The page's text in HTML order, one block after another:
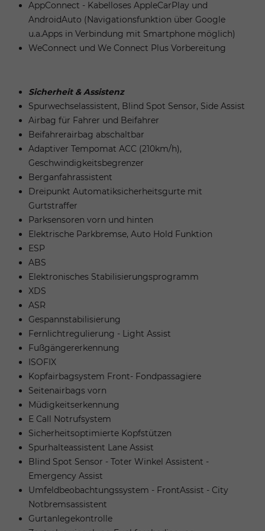
AppConnect - Kabelloses AppleCarPlay und
AndroidAuto (Navigationsfunktion über Google
u.a.Apps in Verbindung mit Smartphone möglich)
WeConnect und We Connect Plus Vorbereitung
Sicherheit & Assistenz
Spurwechselassistent, Blind Spot Sensor, Side Assist
Airbag für Fahrer und Beifahrer
Beifahrerairbag abschaltbar
Adaptiver Tempomat ACC (210km/h),
Geschwindigkeitsbegrenzer
Berganfahrassistent
Dreipunkt Automatiksicherheitsgurte mit
Gurtstraffer
Parksensoren vorn und hinten
Elektrische Parkbremse, Auto Hold Funktion
ESP
ABS
Elektronisches Stabilisierungsprogramm
XDS
ASR
Gespannstabilisierung
Fernlichtregulierung - Light Assist
Fußgängererkennung
ISOFIX
Kopfairbagsystem Front- Fondpassagiere
Seitenairbags vorn
Müdigkeitserkennung
E Call Notrufsystem
Sicherheitsoptimierte Kopfstützen
Spurhalteassistent Lane Assist
Blind Spot Sensor - Toter Winkel Assistent -
Emergency Assist
Umfeldbeobachtungssystem - FrontAssist - City
Notbremsassistent
Gurtanlegekontrolle